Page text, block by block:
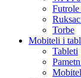
Futrole
Torbe
Mobiteli i
Tableti